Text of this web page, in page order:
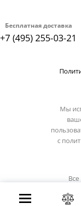
Бесплатная доставка
+7 (495) 255-03-21
Мы
с